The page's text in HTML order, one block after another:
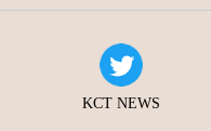
KCT NEWS